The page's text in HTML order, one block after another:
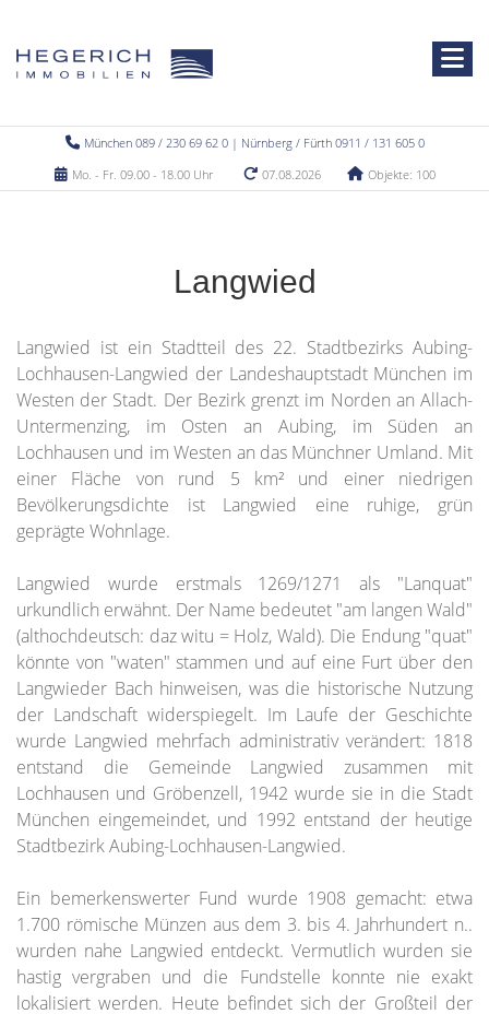
München 089 / 230 69 62 0 | Nürnberg / Fürth 0911 / 131 605 0
Mo. - Fr. 09.00 - 18.00 Uhr
07.08.2026 Objekte: 100
Langwied
Langwied ist ein Stadtteil des 22. Stadtbezirks Aubing-
Lochhausen-Langwied der Landeshauptstadt München im
Westen der Stadt. Der Bezirk grenzt im Norden an Allach-
Untermenzing, im Osten an Aubing, im Süden an
Lochhausen und im Westen an das Münchner Umland. Mit
einer Fläche von rund 5 km² und einer niedrigen
Bevölkerungsdichte ist Langwied eine ruhige, grün
geprägte Wohnlage.
Langwied wurde erstmals 1269/1271 als "Lanquat"
urkundlich erwähnt. Der Name bedeutet "am langen Wald"
(althochdeutsch: daz witu = Holz, Wald). Die Endung "quat"
könnte von "waten" stammen und auf eine Furt über den
Langwieder Bach hinweisen, was die historische Nutzung
der Landschaft widerspiegelt. Im Laufe der Geschichte
wurde Langwied mehrfach administrativ verändert: 1818
entstand die Gemeinde Langwied zusammen mit
Lochhausen und Gröbenzell, 1942 wurde sie in die Stadt
München eingemeindet, und 1992 entstand der heutige
Stadtbezirk Aubing-Lochhausen-Langwied.
Ein bemerkenswerter Fund wurde 1908 gemacht: etwa
1.700 römische Münzen aus dem 3. bis 4. Jahrhundert n..
wurden nahe Langwied entdeckt. Vermutlich wurden sie
hastig vergraben und die Fundstelle konnte nie exakt
lokalisiert werden. Heute befindet sich der Großteil der